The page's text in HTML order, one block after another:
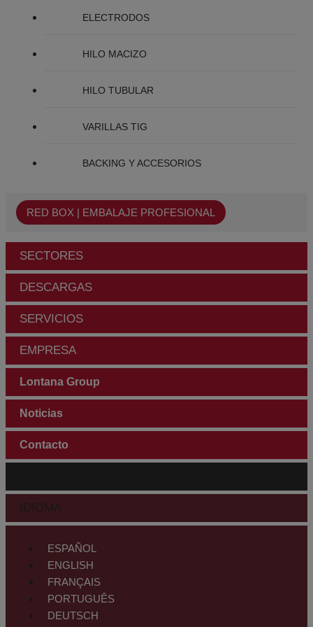
ELECTRODOS
HILO MACIZO
HILO TUBULAR
VARILLAS TIG
BACKING Y ACCESORIOS
RED BOX | EMBALAJE PROFESIONAL
SECTORES
DESCARGAS
SERVICIOS
EMPRESA
Lontana Group
Noticias
Contacto
IDIOMA
ESPAÑOL
ENGLISH
FRANÇAIS
PORTUGUÊS
DEUTSCH